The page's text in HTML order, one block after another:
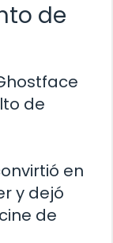
de
de
en
y dejó
de